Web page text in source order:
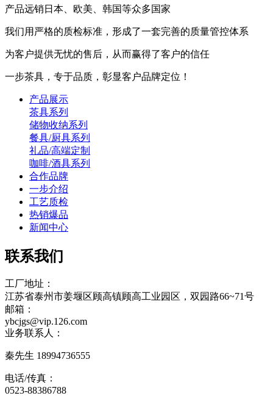
产品远销日本、欧美、韩国等众多国家
我们用严格的质检标准，形成了一套完善的质量管控体系
为客户提供无忧的售后，从而赢得了客户的信任
一步茶具，专于品质，彰显客户品牌定位！
产品展示
茶具系列
储物收纳系列
餐具/厨具系列
礼品/高端定制
咖啡/酒具系列
合作品牌
一步介绍
工艺质检
热销爆品
新闻中心
联系我们
工厂地址：
江苏省泰州市姜堰区顾高镇顾高工业园区，双园路66~71号
邮箱：
ybcjgs@vip.126.com
业务联系人：
秦先生 18994736555
电话/传真：
0523-88386788